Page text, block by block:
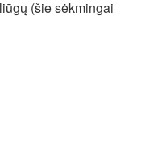
(šie sėkmingai